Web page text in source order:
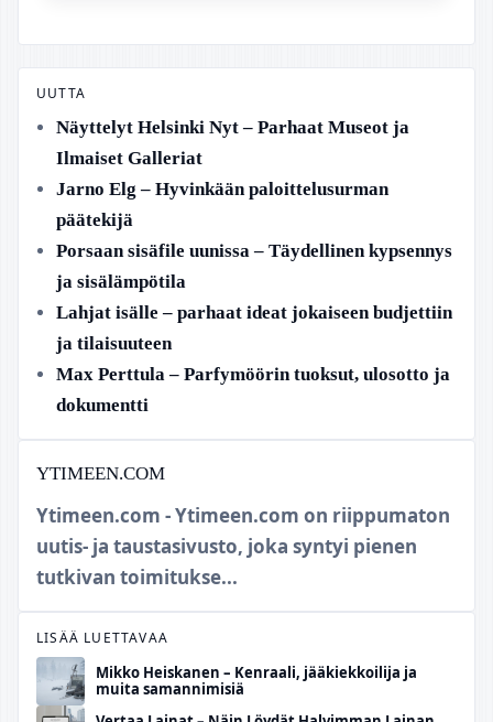
UUTTA
Näyttelyt Helsinki Nyt – Parhaat Museot ja
Ilmaiset Galleriat
Jarno Elg – Hyvinkään paloittelusurman
päätekijä
Porsaan sisäfile uunissa – Täydellinen kypsennys
ja sisälämpötila
Lahjat isälle – parhaat ideat jokaiseen budjettiin
ja tilaisuuteen
Max Perttula – Parfymöörin tuoksut, ulosotto ja
dokumentti
YTIMEEN.COM
Ytimeen.com - Ytimeen.com on riippumaton
uutis- ja taustasivusto, joka syntyi pienen
tutkivan toimitukse...
LISÄÄ LUETTAVAA
Mikko Heiskanen – Kenraali, jääkiekkoilija ja
muita samannimisiä